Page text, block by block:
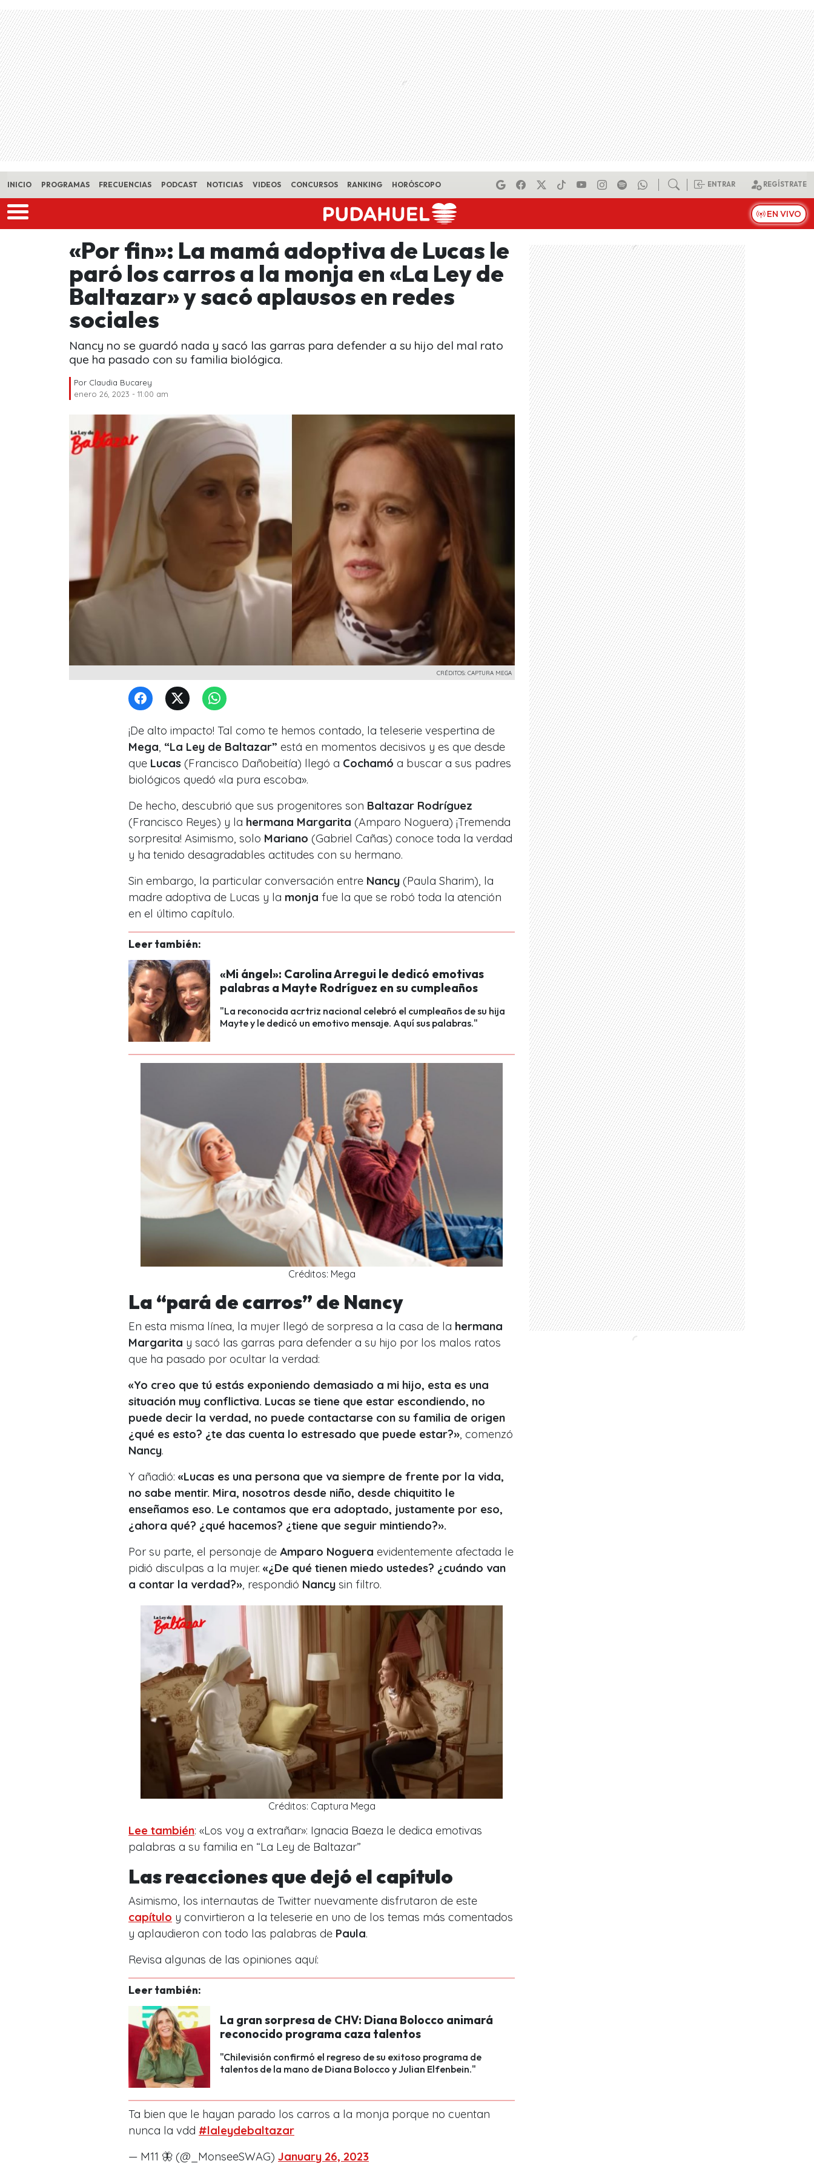
Skip to main content
INICIO PROGRAMAS FRECUENCIAS PODCAST NOTICIAS VIDEOS CONCURSOS RANKING HORÓSCOPO ENTRAR REGÍSTRATE
EN VIVO
«Por fin»: La mamá adoptiva de Lucas le
paró los carros a la monja en «La Ley de
Baltazar» y sacó aplausos en redes
sociales
Nancy no se guardó nada y sacó las garras para defender a su hijo del mal rato
que ha pasado con su familia biológica.
Por Claudia Bucarey
enero 26, 2023 - 11:00 am
CRÉDITOS: CAPTURA MEGA
¡De alto impacto! Tal como te hemos contado, la teleserie vespertina de
Mega “La Ley de Baltazar” está en momentos decisivos y es que desde
que Lucas (Francisco Dañobeitía) llegó a Cochamó a buscar a sus padres
biológicos quedó «la pura escoba».
De hecho, descubrió que sus progenitores son Baltazar Rodríguez
(Francisco Reyes) y la hermana Margarita (Amparo Noguera) ¡Tremenda
sorpresita! Asimismo, solo Mariano (Gabriel Cañas) conoce toda la verdad
y ha tenido desagradables actitudes con su hermano.
Sin embargo, la particular conversación entre Nancy (Paula Sharim), la
madre adoptiva de Lucas y la monja fue la que se robó toda la atención
en el último capítulo.
Leer también:
«Mi ángel»: Carolina Arregui le dedicó emotivas
palabras a Mayte Rodríguez en su cumpleaños
"La reconocida acrtriz nacional celebró el cumpleaños de su hija
Mayte y le dedicó un emotivo mensaje. Aquí sus palabras."
Créditos: Mega
La “pará de carros” de Nancy
En esta misma línea, la mujer llegó de sorpresa a la casa de la hermana
Margarita y sacó las garras para defender a su hijo por los malos ratos
que ha pasado por ocultar la verdad:
«Yo creo que tú estás exponiendo demasiado a mi hijo, esta es una
situación muy conflictiva. Lucas se tiene que estar escondiendo, no
puede decir la verdad, no puede contactarse con su familia de origen
¿qué es esto? ¿te das cuenta lo estresado que puede estar?» , comenzó
Nancy.
Y añadió: «Lucas es una persona que va siempre de frente por la vida,
no sabe mentir. Mira, nosotros desde niño, desde chiquitito le
enseñamos eso. Le contamos que era adoptado, justamente por eso,
¿ahora qué? ¿qué hacemos? ¿tiene que seguir mintiendo?».
Por su parte, el personaje de Amparo Noguera evidentemente afectada le
pidió disculpas a la mujer. «¿De qué tienen miedo ustedes? ¿cuándo van
a contar la verdad?» , respondió Nancy sin filtro.
Créditos: Captura Mega
Lee también: «Los voy a extrañar»: Ignacia Baeza le dedica emotivas
palabras a su familia en “La Ley de Baltazar”
Las reacciones que dejó el capítulo
Asimismo, los internautas de Twitter nuevamente disfrutaron de este
capítulo y convirtieron a la teleserie en uno de los temas más comentados
y aplaudieron con todo las palabras de Paula.
Revisa algunas de las opiniones aquí:
Leer también:
La gran sorpresa de CHV: Diana Bolocco animará
reconocido programa caza talentos
"Chilevisión confirmó el regreso de su exitoso programa de
talentos de la mano de Diana Bolocco y Julian Elfenbein."
Ta bien que le hayan parado los carros a la monja porque no cuentan
nunca la vdd #laleydebaltazar
— M11 🦋 (@_MonseeSWAG) January 26, 2023